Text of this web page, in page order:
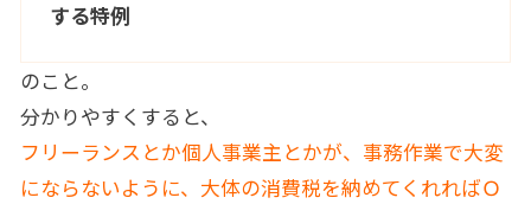
する特例
のこと。
分かりやすくすると、
フリーランスとか個人事業主とかが、事務作業で大変
にならないように、大体の消費税を納めてくれればＯ